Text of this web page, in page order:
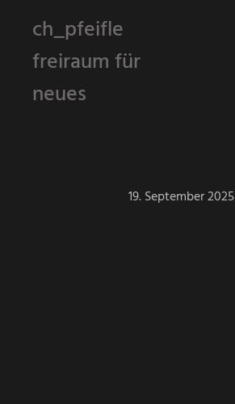
ch_pfeifle
freiraum für
neues
19. September 2025